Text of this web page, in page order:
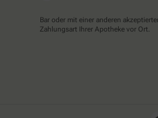
Bar oder mit einer anderen
Zahlungsart Ihrer Apotheke vor Ort.